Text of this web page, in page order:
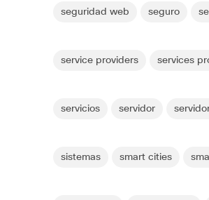
seguridad web seguro
service providers services
servicios servidor
sistemas smart cities